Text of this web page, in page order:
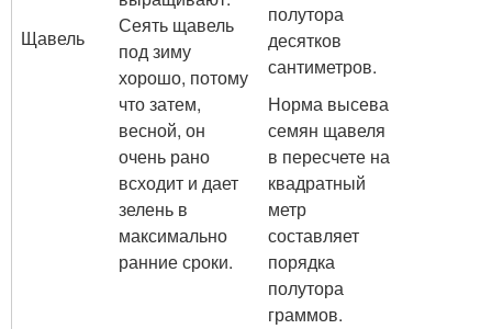
Щавель
Сеять щавель
под зиму
хорошо, потому
что затем,
весной, он
очень рано
всходит и дает
зелень в
максимально
ранние сроки.
полутора
десятков
сантиметров.
Норма высева
семян щавеля
в пересчете на
квадратный
метр
составляет
порядка
полутора
граммов.